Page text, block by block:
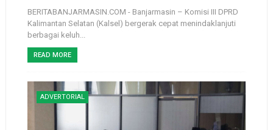
BERITABANJARMASIN.COM - Banjarmasin – Komisi III DPRD
Kalimantan Selatan (Kalsel) bergerak cepat menindaklanjuti
berbagai keluh...
READ MORE
ADVERTORIAL